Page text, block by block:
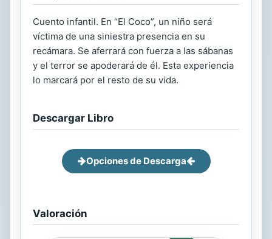
Cuento infantil. En “El Coco”, un niño será
víctima de una siniestra presencia en su
recámara. Se aferrará con fuerza a las sábanas
y el terror se apoderará de él. Esta experiencia
lo marcará por el resto de su vida.
Descargar Libro
Opciones de Descarga
Valoración